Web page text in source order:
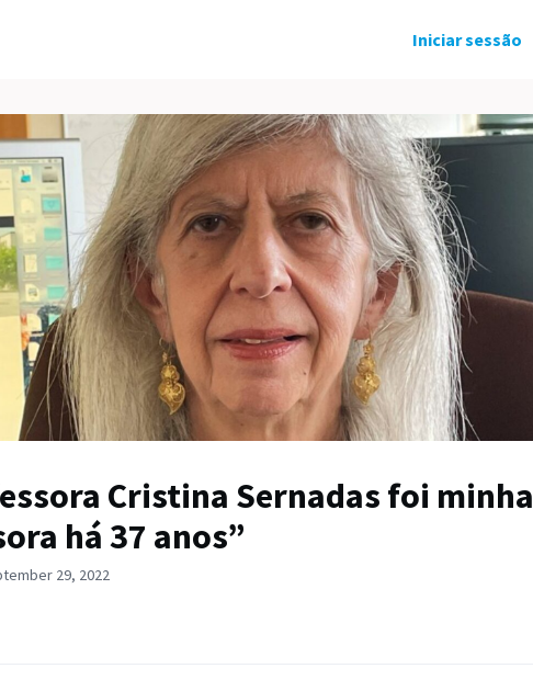
Carreira
Iniciar sessão
Cristina Sernadas foi minha
há 37 anos”
29, 2022